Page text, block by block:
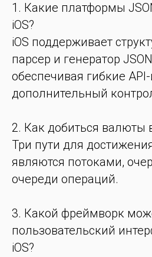
1. Какие платформы
iOS?
iOS поддерживает
парсер и генератор
обеспечивая гибкие
дополнительный
2. Как добиться валюты
Три пути для
являются потоками,
очереди операций.
3. Какой фреймворк
пользовательский
iOS?